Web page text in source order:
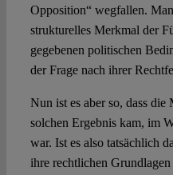
Opposition“ wegfallen.
strukturelles Merkmal der
gegebenen politischen
der Frage nach ihrer
Nun ist es aber so, dass
solchen Ergebnis kam, im
war. Ist es also tatsächlich
ihre rechtlichen